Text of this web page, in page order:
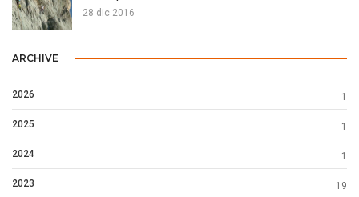
28 dic 2016
ARCHIVE
2026 1
2025 1
2024 1
2023 19